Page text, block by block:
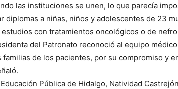
las instituciones se unen, lo que parecía
diplomas a niñas, niños y adolescentes de 23
con tratamientos oncológicos o de
del Patronato reconoció al equipo
familias de los pacientes, por su compromiso y
Pública de Hidalgo, Natividad